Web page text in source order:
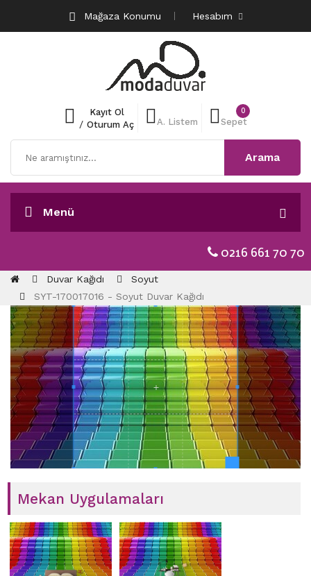
Mağaza Konumu Hesabım
Kayıt Ol
/ Oturum Aç A. Listem
0
Sepet
Arama
Menü
0216 661 70 70
Duvar Kağıdı
Soyut
SYT-170017016 - Soyut Duvar Kağıdı
Mekan Uygulamaları